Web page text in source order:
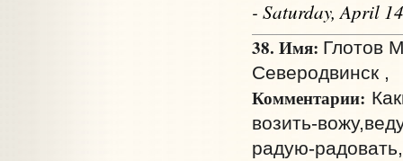
- Saturday, April
38. Имя: Глотов
Северодвинск ,
Комментарии:
возить-
радую-